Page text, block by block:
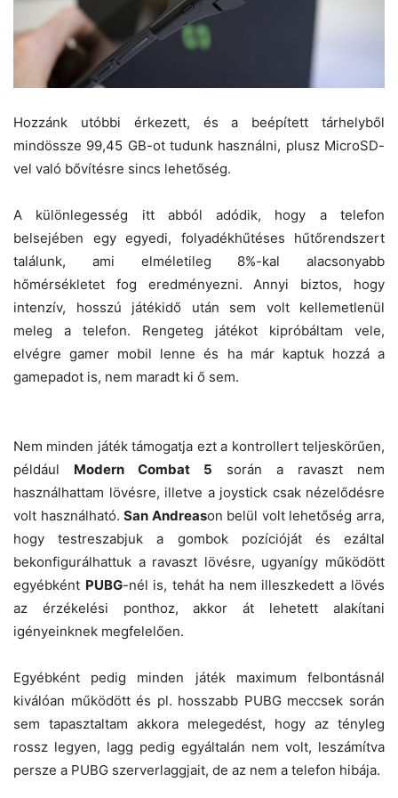
Hozzánk utóbbi érkezett, és a beépített tárhelyből
mindössze 99,45 GB-ot tudunk használni, plusz MicroSD-
vel való bővítésre sincs lehetőség.
A különlegesség itt abból adódik, hogy a telefon
belsejében egy egyedi, folyadékhűtéses hűtőrendszert
találunk, ami elméletileg 8%-kal alacsonyabb
hőmérsékletet fog eredményezni. Annyi biztos, hogy
intenzív, hosszú játékidő után sem volt kellemetlenül
meleg a telefon. Rengeteg játékot kipróbáltam vele,
elvégre gamer mobil lenne és ha már kaptuk hozzá a
gamepadot is, nem maradt ki ő sem.
Nem minden játék támogatja ezt a kontrollert teljeskörűen,
például Modern Combat 5 során a ravaszt nem
használhattam lövésre, illetve a joystick csak nézelődésre
volt használható.San Andreason belül volt lehetőség arra,
hogy testreszabjuk a gombok pozícióját és ezáltal
bekonfigurálhattuk a ravaszt lövésre, ugyanígy működött
egyébként PUBG-nél is, tehát ha nem illeszkedett a lövés
az érzékelési ponthoz, akkor át lehetett alakítani
igényeinknek megfelelően.
Egyébként pedig minden játék maximum felbontásnál
kiválóan működött és pl. hosszabb PUBG meccsek során
sem tapasztaltam akkora melegedést, hogy az tényleg
rossz legyen, lagg pedig egyáltalán nem volt, leszámítva
persze a PUBG szerverlaggjait, de az nem a telefon hibája.